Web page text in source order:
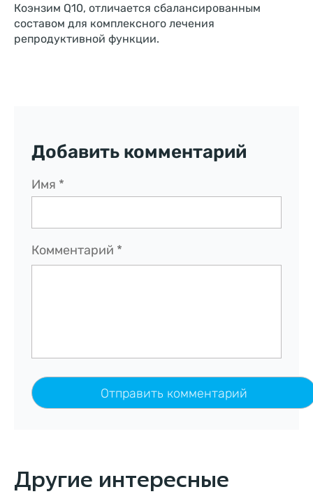
Коэнзим Q10, отличается сбалансированным
составом для комплексного лечения
репродуктивной функции.
Добавить комментарий
Комментарий *
Имя *
Другие интересные